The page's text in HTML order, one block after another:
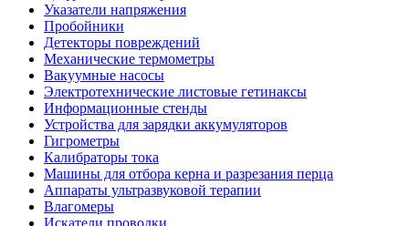
Указатели напряжения
Пробойники
Детекторы повреждений
Механические термометры
Вакуумные насосы
Электротехнические листовые гетинаксы
Информационные стенды
Устройства для зарядки аккумуляторов
Гигрометры
Калибраторы тока
Машины для отбора керна и разрезания перца
Аппараты ультразвуковой терапии
Влагомеры